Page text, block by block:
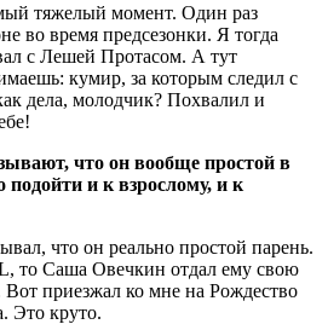
тяжелый момент. Один раз
во время предсезонки. Я тогда
с Лешей Протасом. А тут
кумир, за которым следил с
дела, молодчик? Похвалил и
что он вообще простой в
и к взрослому, и к
что он реально простой парень.
то Саша Овечкин отдал ему свою
приезжал ко мне на Рождество
Это круто.